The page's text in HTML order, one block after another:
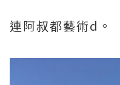
連阿叔都藝術d。